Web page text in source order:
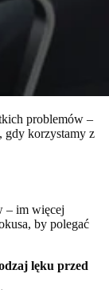
problemów –
gdy korzystamy z
– im więcej
by polegać
lęku przed